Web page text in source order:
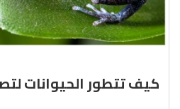
كيف تتطور الحيوانات